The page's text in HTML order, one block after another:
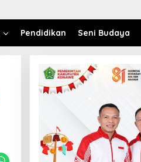
Pendidikan Seni Budaya